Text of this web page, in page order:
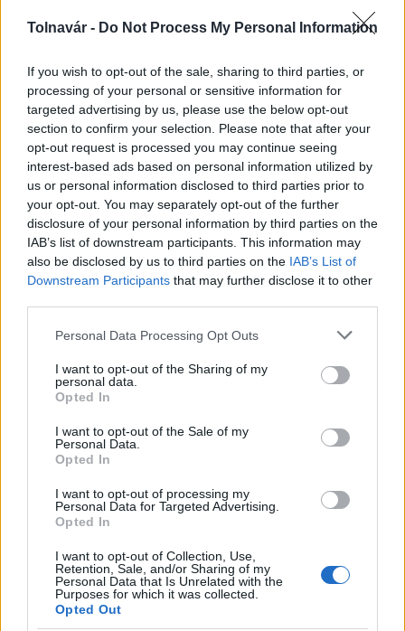
Tolnavár - Do Not Process My Personal Information
If you wish to opt-out of the sale, sharing to third parties, or
processing of your personal or sensitive information for
targeted advertising by us, please use the below opt-out
section to confirm your selection. Please note that after your
opt-out request is processed you may continue seeing
interest-based ads based on personal information utilized by
us or personal information disclosed to third parties prior to
your opt-out. You may separately opt-out of the further
disclosure of your personal information by third parties on the
IAB’s list of downstream participants. This information may
also be disclosed by us to third parties on the IAB’s List of
Downstream Participants that may further disclose it to other
Please note that this website/app uses one or more Google
not limited to your visit or usage behaviour. You may click to
grant or deny consent to Google and its third-party tags to
use your data for below specified purposes in below Google
consent section.
Personal Data Processing Opt Outs
I want to opt-out of the Sharing of my
personal data.
Opted In
I want to opt-out of the Sale of my
Personal Data.
Opted In
I want to opt-out of processing my
Personal Data for Targeted Advertising.
Opted In
I want to opt-out of Collection, Use,
Retention, Sale, and/or Sharing of my
Personal Data that Is Unrelated with the
Purposes for which it was collected.
Opted Out
Útépítés
autópálya útépítés M1-es autópálya Bicske
M1 bővítés: már zajlik a teljesen új Bicske Kelet
csomópont építése
Tizenegy meglévő csomópontot korszerűsít és négy új,
bővítésénél.
csomópont épül Angyalföldön
Másfélszeresére bővítik